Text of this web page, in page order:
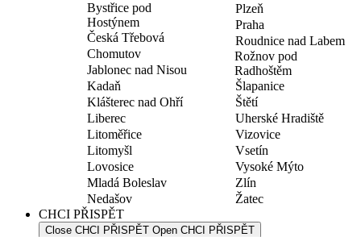
Bystřice pod
Hostýnem
Česká Třebová
Chomutov
Jablonec nad Nisou
Kadaň
Klášterec nad Ohří
Liberec
Litoměřice
Litomyšl
Lovosice
Mladá Boleslav
Nedašov
Plzeň
Praha
Roudnice nad Labem
Rožnov pod
Radhoštěm
Šlapanice
Štětí
Uherské Hradiště
Vizovice
Vsetín
Vysoké Mýto
Zlín
Žatec
CHCI PŘISPĚT
Close CHCI PŘISPĚT Open CHCI PŘISPĚT